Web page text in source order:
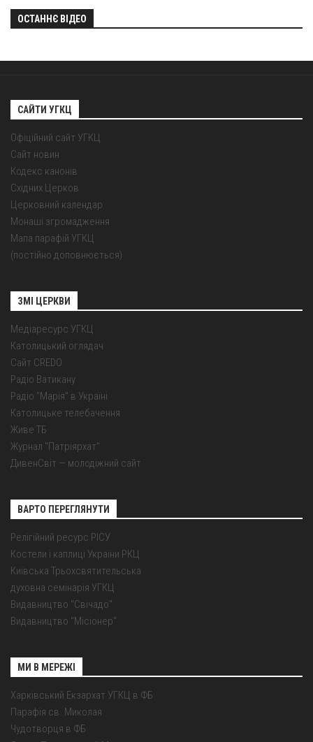
ОСТАННЄ ВІДЕО
САЙТИ УГКЦ
Офіційний сайт УГКЦ
Сайт новин
Кодекс канонів
Східних Церков
Церковний календар
Монаші згромадження
Мапа парафій УГКЦ
(постійно доповнюється)
ЗМІ ЦЕРКВИ
Медіаресурс УГКЦ
Католицький оглядач
Сайт CREDO
Радіо Ватикану
Радіо "Марія" в Україні
Католицьке телебачення
Живе ТБ
Журнал "Патріярхат"
ДивенСвіт — молодіжний сайт
ВАРТО ПЕРЕГЛЯНУТИ
Релігійний ресурс РІСУ
Костели і каплиці України РКЦ
Київська Трьохсвятительська
духовна семінарія УГКЦ
Видавництво "Свічадо"
Видавництво "Місіонер"
МИ В МЕРЕЖІ
Харківський Екзархат УГКЦ в ФБ
Парафія св. Миколая
Чудотворця в ФБ